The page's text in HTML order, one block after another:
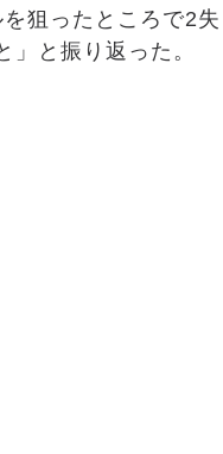
狙ったところで2失
と振り返った。